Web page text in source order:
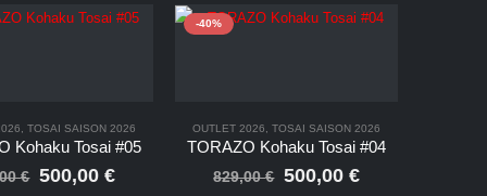
TOSAI SAISON 2026
Kohaku Tosai #05
€ Ursprünglicher
500,00 €Aktueller
-40%
OUTLET 2026 TOSAI SAISON 2026
TORAZO Kohaku Tosai #04
829,00€ Ursprünglicher
500,00 €Aktueller